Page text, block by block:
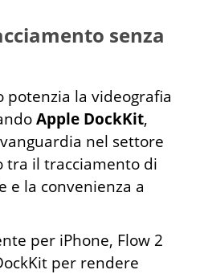
senza
potenzia la videografia
Apple DockKit,
nel settore
tra il tracciamento di
e la convenienza a
per iPhone, Flow 2
per rendere